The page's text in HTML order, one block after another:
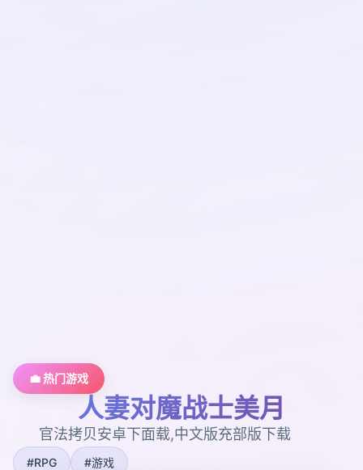
💼 热门游戏
人妻对魔战士美月
官法拷贝安卓下面载,中文版充部版下载
#RPG #游戏